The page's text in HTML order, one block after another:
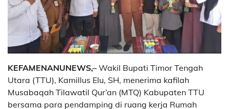
KEFAMENANUNEWS,– Wakil Bupati Timor Tengah
Utara (TTU), Kamillus Elu, SH, menerima kafilah
Musabaqah Tilawatil Qur’an (MTQ) Kabupaten TTU
bersama para pendamping di ruang kerja Rumah